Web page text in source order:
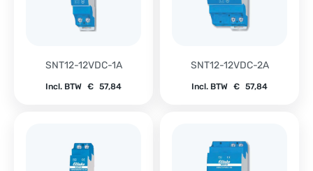
SNT12-12VDC-1A
€ 57,84
Incl. BTW
SNT12-12VDC-2A
€ 57,84
Incl. BTW